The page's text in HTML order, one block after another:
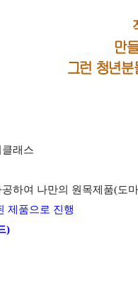
만
그런 청년
래스
하여 나만의 원목제품(도
제품으로 진행
)